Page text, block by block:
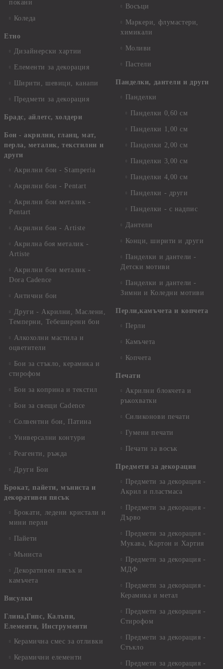
покани
Коледа
Етно
Дизайнерски хартии
Елементи за декорация
Ширити, шевици, канапи
Предмети за декорация
Брадс, айлетс, холдери
Бои - акрилни, гланц, мат,
перла, металик, текстилни и
други
Акрилни бои - Stamperia
Акрилни бои - Pentart
Акрилни бои металик -
Pentart
Акрилни бои - Artiste
Акрилна боя металик -
Artiste
Акрилни бои металик -
Dora Cadence
Антични бои
Други - Акрилни, Маслени,
Темперни, Тебеширени бои
Алкохолни мастила и
оцветители
Бои за стъкло, керамика и
стирофом
Бои за коприна и текстил
Бои за свещи Cadence
Солвентни бои, Патина
Универсални контури
Реагенти, ръжда
Други Бои
Брокат, пайети, мъниста и
декоративен пясък
Брокати, ледени кристали и
мини перли
Пайети
Мъниста
Декоративен пясък и
камъчета
Висулки
Глина,Гипс, Калъпи,
Елементи, Инструменти
Керамична смес за отливки
Керамични елементи
Восъци
Маркери, флумастери,
химикали
Моливи
Пастели
Панделки, дантели и други
Панделки
Панделки 0,60 см
Панделки 1,00 см
Панделки 2,00 см
Панделки 3,00 см
Панделки 4,00 см
Панделки - други
Панделки - с надпис
Дантели
Конци, ширити и други
Панделки и дантели -
Детски мотиви
Панделки и дантели -
Зимни и Коледни мотиви
Перли,камъчета и копчета
Перли
Камъчета
Копчета
Печати
Акрилни блокчета и
ръкохватки
Силиконови печати
Гумени печати
Печати за восък
Предмети за декорация
Предмети за декорация -
Акрил и пластмаса
Предмети за декорация -
Дърво
Предмети за декорация -
Мукава, Картон и Хартия
Предмети за декорация -
МДФ
Предмети за декорация -
Керамика и метал
Предмети за декорация -
Стирофом
Предмети за декорация -
Стъкло
Предмети за декорация -